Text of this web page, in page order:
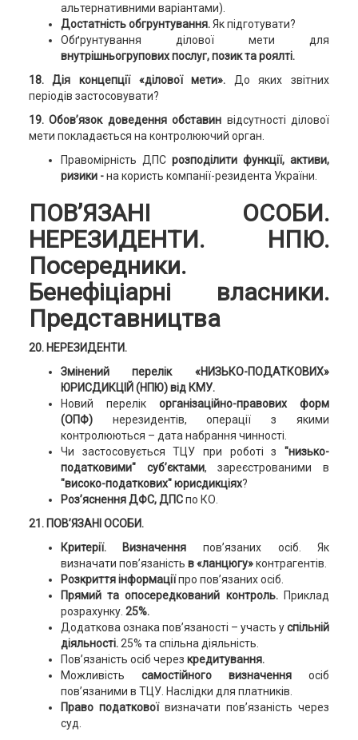
альтернативними варіантами).
Достатність обгрунтування.Як підготувати?
Обґрунтування ділової мети для
внутрішньогрупових послуг, позик та роялті.
18. Дія концепції «ділової мети». До яких звітних
періодів застосовувати?
19. Обов’язок доведення обставин відсутності ділової
мети покладається на контролюючий орган.
Правомірність ДПС розподілити функції, активи,
ризики -на користь компанії-резидента України.
ПОВ’ЯЗАНІ ОСОБИ.
НЕРЕЗИДЕНТИ. НПЮ.
Поcередники.
Бенефіціарні власники.
Представництва
20. НЕРЕЗИДЕНТИ.
Змінений перелік «НИЗЬКО-ПОДАТКОВИХ»
ЮРИСДИКЦІЙ (НПЮ) від КМУ.
Новий перелікорганізаційно-правових форм
(ОПФ) нерезидентів, операції з якими
контролюються – дата набрання чинності.
Чи застосовується ТЦУ при роботі з"низько-
податковими" суб’єктами, зареєстрованими в
"високо-податкових" юрисдикціях?
Роз’яснення ДФС, ДПСпо КО.
21. ПОВ’ЯЗАНІ ОСОБИ.
Критерії. Визначення пов’язаних осіб. Як
визначати пов’язаність в «ланцюгу»контрагентів.
Розкриття інформаціїпро пов’язаних осіб.
Прямий та опосередкований контроль. Приклад
розрахунку. 25%.
Додаткова ознака пов’язаності – участь успільній
діяльності.25% та спільна діяльність.
Пов’язаність осіб через кредитування.
Можливість самостійного визначення осіб
пов’язаними в ТЦУ. Наслідки для платників.
Право податкової визначати пов’язаність через
суд.